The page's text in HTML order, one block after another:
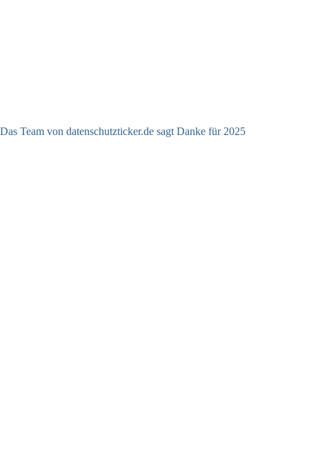
Das Team von datenschutzticker.de sagt Danke für 2025